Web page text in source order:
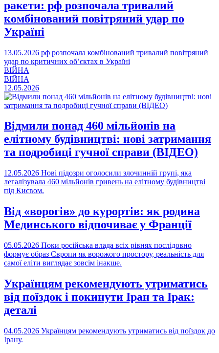
ракети: рф розпочала тривалий
комбінований повітряний удар по
Україні
13.05.2026 рф розпочала комбінований тривалий повітряний
удар по критичних обʼєктах в Україні
ВІЙНА
ВІЙНА
12.05.2026
Відмили понад 460 мільйонів на
елітному будівництві: нові затримання
та подробиці гучної справи (ВІДЕО)
12.05.2026 Нові підозри оголосили злочинній групі, яка
легалізувала 460 мільйонів гривень на елітному будівництві
під Києвом.
Від «ворогів» до курортів: як родина
Мединського відпочиває у Франції
05.05.2026 Поки російська влада всіх рівнях послідовно
формує образ Європи як ворожого простору, реальність для
самої еліти виглядає зовсім інакше.
Українцям рекомендують утриматись
від поїздок і покинути Іран та Ірак:
деталі
04.05.2026 Українцям рекомендують утриматись від поїздок до
Ірану.